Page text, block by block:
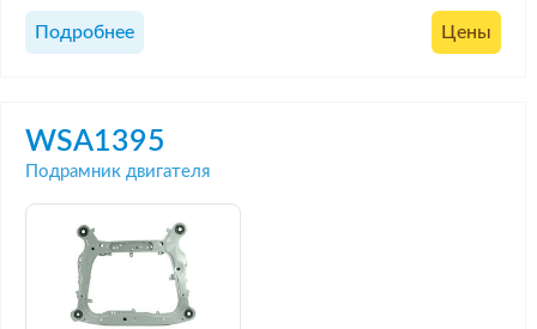
Подробнее Цены
WSA1395
Подрамник двигателя